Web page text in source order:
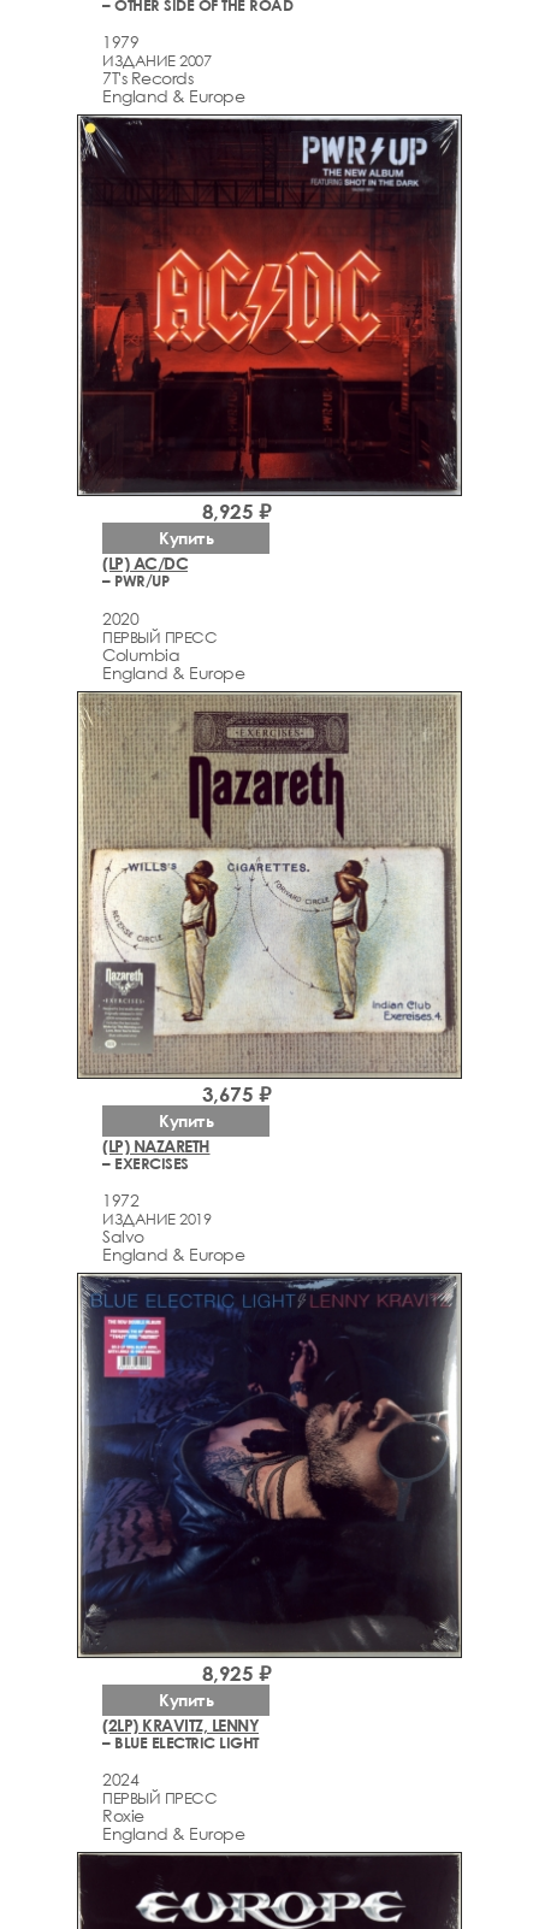
– OTHER SIDE OF THE ROAD
1979
ИЗДАНИЕ 2007
7T's Records
England & Europe
(LP) AC/DC
– PWR/UP
2020
ПЕРВЫЙ ПРЕСС
Columbia
England & Europe
8,925 ₽
Купить
(LP) NAZARETH
– EXERCISES
1972
ИЗДАНИЕ 2019
Salvo
England & Europe
3,675 ₽
Купить
(2LP) KRAVITZ, LENNY
– BLUE ELECTRIC LIGHT
2024
ПЕРВЫЙ ПРЕСС
Roxie
England & Europe
8,925 ₽
Купить